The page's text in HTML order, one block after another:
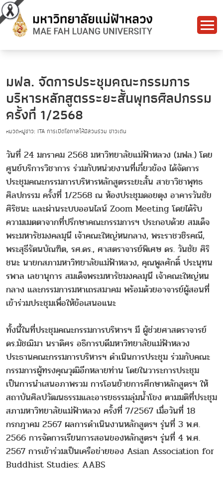
มฟล. จัดการประชุมคณะกรรมการ
บริหารหลักสูตรระยะสั้นพุทธศิลปกรรม
ครั้งที่ 1/2568
หมวดหมู่ข่าว: ITA การเปิดโอกาสให้มีส่วนร่วม ข่าวเด่น
วันที่ 24 มกราคม 2568 มหาวิทยาลัยแม่ฟ้าหลวง (มฟล.) โดย
ศูนย์บริการวิชาการ ร่วมกับหน่วยงานที่เกี่ยวข้อง ได้จัดการ
ประชุมคณะกรรมการบริหารหลักสูตรระยะสั้น สาขาวิชาพุทธ
ศิลปกรรม ครั้งที่ 1/2568 ณ ห้องประชุมดอยตุง อาคารวันชัย
ศิริชนะ และผ่านระบบออนไลน์ Zoom Meeting โดยได้รับ
ความเมตตาจากที่ปรึกษาคณะกรรมการฯ ประกอบด้วย สมเด็จ
พระมหารัชมงคลมุนี เจ้าคณะใหญ่หนกลาง, พระราชวชิรคณี,
พระสุธีรัตนบัณฑิต, รศ.ดร., ศาสตราจารย์พิเศษ ดร. วันชัย ศิริ
ชนะ นายกสภามหาวิทยาลัยแม่ฟ้าหลวง, คุณพูลศักดิ์ ประนุทน
รพาล เลขานุการ สมเด็จพระมหารัชมงคลมุนี เจ้าคณะใหญ่หน
กลาง และกรรมการมหาเถรสมาคม พร้อมด้วยอาจารย์ผู้สอนที่
เข้าร่วมประชุมเพื่อให้ข้อเสนอแนะ
ทั้งนี้ในที่ประชุมคณะกรรมการบริหารฯ มี ผู้ช่วยศาสตราจารย์
ดร.มัชฌิมา นราดิศร อธิการบดีมหาวิทยาลัยแม่ฟ้าหลวง
ประธานคณะกรรมการบริหารฯ ดำเนินการประชุม ร่วมกับคณะ
กรรมการผู้ทรงคุณวุฒิอีกหลายท่าน โดยในวาระการประชุม
เป็นการนำเสนอภาพรวม การโอนย้ายการศึกษาหลักสูตรฯ ให้
สถาบันศิลปวัฒนธรรมและอารยธรรมลุ่มน้ำโขง ตามมติที่ประชุม
สภามหาวิทยาลัยแม่ฟ้าหลวง ครั้งที่ 7/2567 เมื่อวันที่ 18
กรกฎาคม 2567 ผลการดำเนินงานหลักสูตรฯ รุ่นที่ 3 พ.ศ.
2566 การจัดการเรียนการสอนของหลักสูตรฯ รุ่นที่ 4 พ.ศ.
2567 การเข้าร่วมเป็นเครือข่ายของ Asian Association for
Buddhist Studies: AABS